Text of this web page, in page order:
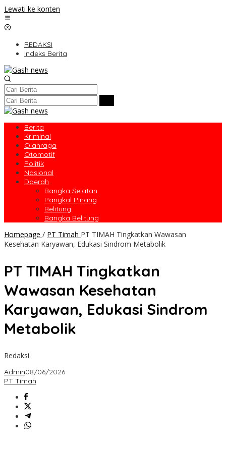
Lewati ke konten
REDAKSI
Indeks Berita
Berita
Kriminal
Olahraga
Otomotif
Politik
Nasional
Daerah
Bangka Selatan
Pangkal Pinang
Belitung
Bangka Belitung
Homepage / PT Timah PT TIMAH Tingkatkan Wawasan
Kesehatan Karyawan, Edukasi Sindrom Metabolik
PT TIMAH Tingkatkan
Wawasan Kesehatan
Karyawan, Edukasi Sindrom
Metabolik
Redaksi
Admin08/06/2026
PT Timah